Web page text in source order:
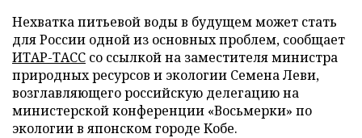
Нехватка питьевой воды в будущем может стать
для России одной из основных проблем, сообщает
ИТАР-ТАСС со ссылкой на заместителя министра
природных ресурсов и экологии Семена Леви,
возглавляющего российскую делегацию на
министерской конференции «Восьмерки» по
экологии в японском городе Кобе.